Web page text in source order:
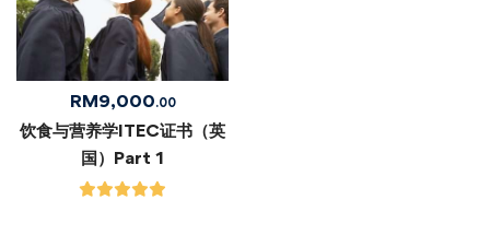
RM9,000.00
饮食与营养学ITEC证书（英
国）Part 1